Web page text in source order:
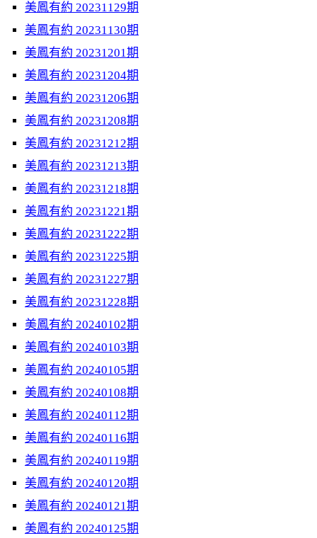
美鳳有約 20231129期
美鳳有約 20231130期
美鳳有約 20231201期
美鳳有約 20231204期
美鳳有約 20231206期
美鳳有約 20231208期
美鳳有約 20231212期
美鳳有約 20231213期
美鳳有約 20231218期
美鳳有約 20231221期
美鳳有約 20231222期
美鳳有約 20231225期
美鳳有約 20231227期
美鳳有約 20231228期
美鳳有約 20240102期
美鳳有約 20240103期
美鳳有約 20240105期
美鳳有約 20240108期
美鳳有約 20240112期
美鳳有約 20240116期
美鳳有約 20240119期
美鳳有約 20240120期
美鳳有約 20240121期
美鳳有約 20240125期